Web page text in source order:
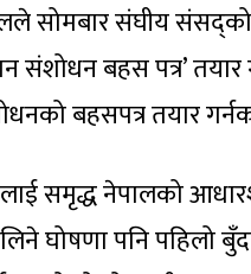
सोमबार संघीय
संशोधन बहस पत्र’
बहसपत्र तयार
समृद्ध नेपालको
घोषणा पनि पहिलो